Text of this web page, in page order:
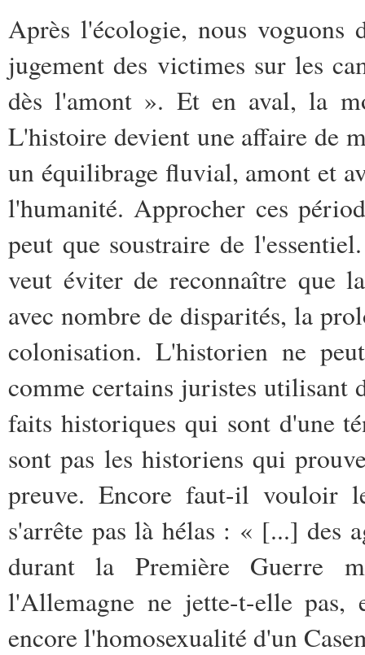
Après l'écologie, nous
jugement des victimes sur les
dès l'amont ». Et en aval, la
L'histoire devient une affaire de
un équilibrage fluvial, amont et
l'humanité. Approcher ces
peut que soustraire de
veut éviter de reconnaître que
avec nombre de disparités, la
colonisation. L'historien ne
comme certains juristes utilisant
faits historiques qui sont d'une
sont pas les historiens qui
preuve. Encore faut-il vouloir
s'arrête pas là hélas : « [...] des
durant la Première Guerre
l'Allemagne ne jette-t-elle pas,
encore l'homosexualité d'un